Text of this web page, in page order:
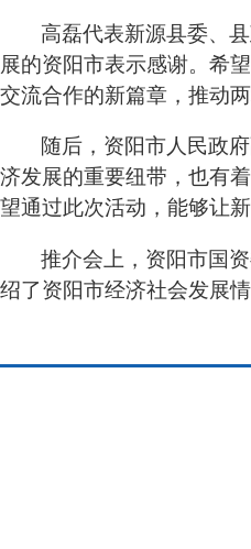
高磊代表新源县委、
展的资阳市表示感谢。希
交流合作的新篇章，推动
随后，资阳市人民政
济发展的重要纽带，也有
望通过此次活动，能够让
推介会上，资阳市国
绍了资阳市经济社会发展情